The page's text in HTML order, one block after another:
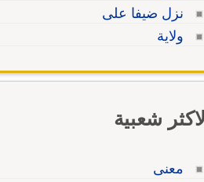
نزل ضيفا على
ولاية
الاكثر شعبية
معنى